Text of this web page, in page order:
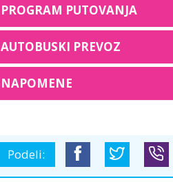
PROGRAM PUTOVANJA
AUTOBUSKI PREVOZ
NAPOMENE
Podeli: